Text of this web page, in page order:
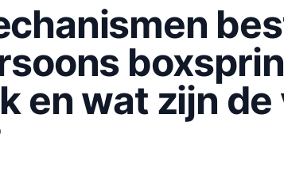
en wat zijn de